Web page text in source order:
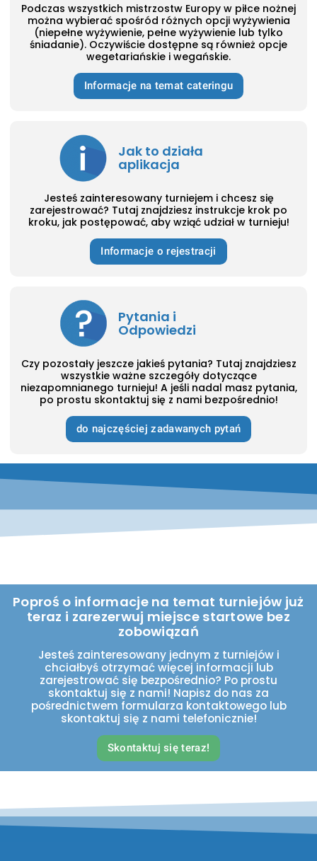
Podczas wszystkich mistrzostw Europy w piłce nożnej
można wybierać spośród różnych opcji wyżywienia
(niepełne wyżywienie, pełne wyżywienie lub tylko
śniadanie). Oczywiście dostępne są również opcje
wegetariańskie i wegańskie.
Informacje na temat cateringu
Jak to działa
aplikacja
Jesteś zainteresowany turniejem i chcesz się
zarejestrować? Tutaj znajdziesz instrukcje krok po
kroku, jak postępować, aby wziąć udział w turnieju!
Informacje o rejestracji
Pytania i
Odpowiedzi
Czy pozostały jeszcze jakieś pytania? Tutaj znajdziesz
wszystkie ważne szczegóły dotyczące
niezapomnianego turnieju! A jeśli nadal masz pytania,
po prostu skontaktuj się z nami bezpośrednio!
do najczęściej zadawanych pytań
Poproś o informacje na temat turniejów już
teraz i zarezerwuj miejsce startowe bez
zobowiązań
Jesteś zainteresowany jednym z turniejów i
chciałbyś otrzymać więcej informacji lub
zarejestrować się bezpośrednio? Po prostu
skontaktuj się z nami! Napisz do nas za
pośrednictwem formularza kontaktowego lub
skontaktuj się z nami telefonicznie!
Skontaktuj się teraz!